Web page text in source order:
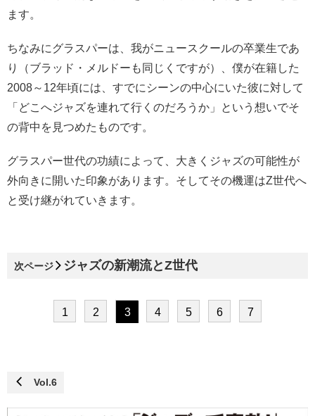
ます。
ちなみにグラスパーは、我がニュースクールの卒業生であ
り（ブラッド・メルドーも同じくですが）、僕が在籍した
2008～12年頃には、すでにシーンの中心にいた彼に対して
「どこへジャズを連れて行くのだろうか」という想いでそ
の背中を見つめたものです。
グラスパー世代の功績によって、大きくジャズの可能性が
外向きに開いた印象があります。そしてその機運はZ世代へ
と受け継がれていきます。
次ページ ジャズの新潮流とZ世代
1 2 3 4 5 6 7
Vol.6